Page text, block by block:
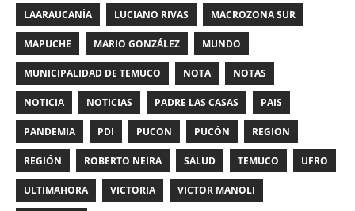
LAARAUCANÍA LUCIANO RIVAS MACROZONA SUR
MAPUCHE MARIO GONZÁLEZ MUNDO
MUNICIPALIDAD DE TEMUCO NOTA NOTAS
NOTICIA NOTICIAS PADRE LAS CASAS PAIS
PANDEMIA PDI PUCON PUCÓN REGION
REGIÓN ROBERTO NEIRA SALUD TEMUCO UFRO
ULTIMAHORA VICTORIA VICTOR MANOLI